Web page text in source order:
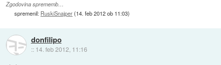
Zgodovina sprememb…
spremenil: RuskiSnajper(14. feb 2012 ob 11:03)
donfilipo
:: 14. feb 2012, 11:16